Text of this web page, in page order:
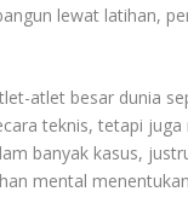
lewat latihan,
atlet besar dunia
teknis, tetapi
banyak kasus,
mental